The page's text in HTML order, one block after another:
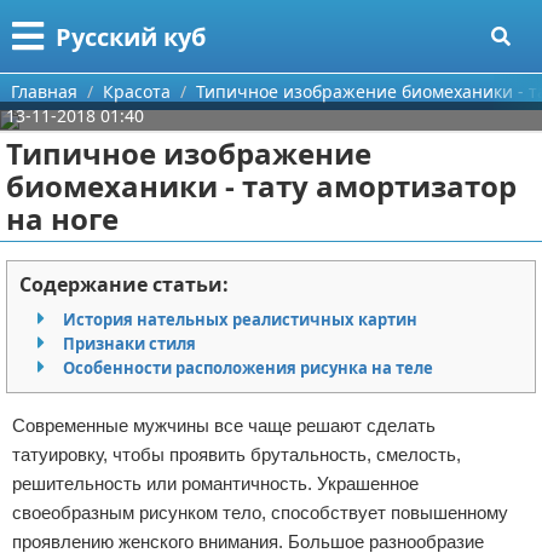
Русский куб
Меню
Главная
Категории
Программирование
Бизнес
Красота
Мода
Самосовершенствование
Финансы
Поиск
О проекте
Контакты
Сотрудничество
Для правообладателей
Условия предоставления информации
Главная Красота
Типичное изображение биомеханики -
13-11-2018 01:40
Типичное изображение
биомеханики - тату амортизатор
на ноге
Содержание статьи:
История нательных реалистичных картин
Признаки стиля
Особенности расположения рисунка на теле
Современные мужчины все чаще решают сделать
татуировку, чтобы проявить брутальность, смелость,
решительность или романтичность. Украшенное
своеобразным рисунком тело, способствует повышенному
проявлению женского внимания. Большое разнообразие